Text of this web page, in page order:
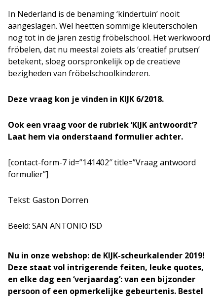
In Nederland is de benaming ‘kindertuin’ nooit
aangeslagen. Wel heetten sommige kleuterscholen
nog tot in de jaren zestig fröbelschool. Het werkwoord
fröbelen, dat nu meestal zoiets als ‘creatief prutsen’
betekent, sloeg oorspronkelijk op de creatieve
bezigheden van fröbelschoolkinderen.
Deze vraag kon je vinden in KIJK 6/2018.
Ook een vraag voor de rubriek ‘KIJK antwoordt’?
Laat hem via onderstaand formulier achter.
[contact-form-7 id=”141402″ title=”Vraag antwoord
formulier”]
Tekst: Gaston Dorren
Beeld: SAN ANTONIO ISD
Nu in onze webshop: de KIJK-scheurkalender 2019!
Deze staat vol intrigerende feiten, leuke quotes,
en elke dag een ‘verjaardag’: van een bijzonder
persoon of een opmerkelijke gebeurtenis. Bestel